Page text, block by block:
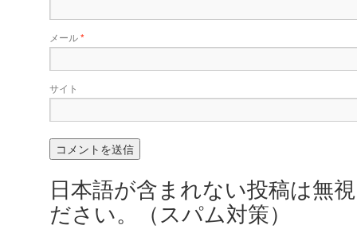
メール*
サイト
日本語が含まれない投稿は無
ださい。（スパム対策）